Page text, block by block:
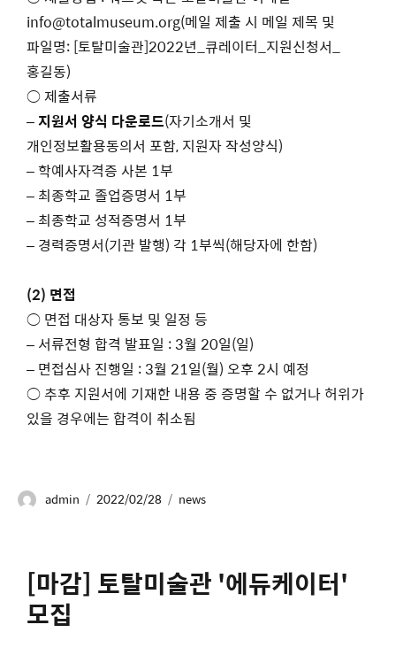
info@totalmuseum.org(메일 제출 시 메일 제목 및
파일명: [토탈미술관]2022년_큐레이터_지원신청서_
홍길동)
○ 제출서류
–지원서 양식 다운로드(자기소개서 및
개인정보활용동의서 포함, 지원자 작성양식)
– 학예사자격증 사본 1부
– 최종학교 졸업증명서 1부
– 최종학교 성적증명서 1부
– 경력증명서(기관 발행) 각 1부씩(해당자에 한함)
(2) 면접
○ 면접 대상자 통보 및 일정 등
– 서류전형 합격 발표일 : 3월 20일(일)
– 면접심사 진행일 : 3월 21일(월) 오후 2시 예정
○ 추후 지원서에 기재한 내용 중 증명할 수 없거나 허위가
있을 경우에는 합격이 취소됨
admin 2022/02/28 news
[마감] 토탈미술관 '에듀케이터'
모집